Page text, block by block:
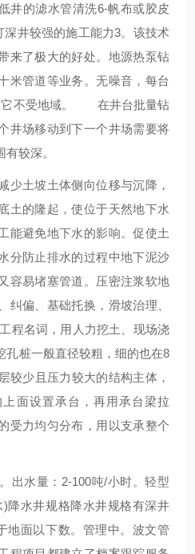
井的滤水管清洗6-帆布或胶皮
井较强的施工能力3。该技术
来了极大的好处。地源热泵钻
米管道等业务。无噪音，每台
它不受地域。 在井台批量钻
井场移动到下一个井场需要将
较深。
少土坡土体侧向位移与沉降，
土的隆起，使位于天然地下水
能避免地下水的影响。促使土
分防止排水的过程中地下泥沙
容易堵塞管道。压密注浆软地
偏、基础托换，滑坡治理、
程名词，用人力挖土、现场浇
孔桩一般直径较粗，细的也在8
较少且压力较大的结构主体，
面设置承台，再用承台梁拉
受力均匀分布，用以支承整个
出水量：2-100吨/小时。轻型
降水井规格降水井规格有深井
地面以下数。管理中。波文管